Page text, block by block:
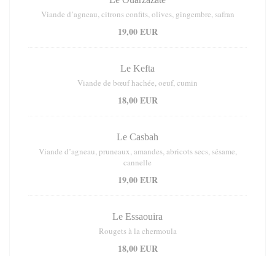
Viande d’agneau, citrons confits, olives, gingembre, safran
19,00 EUR
Le Kefta
Viande de bœuf hachée, oeuf, cumin
18,00 EUR
Le Casbah
Viande d’agneau, pruneaux, amandes, abricots secs, sésame,
cannelle
19,00 EUR
Le Essaouira
Rougets à la chermoula
18,00 EUR